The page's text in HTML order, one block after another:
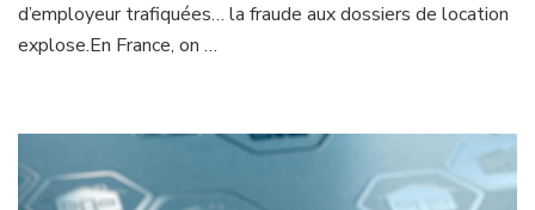
d’employeur trafiquées… la fraude aux dossiers de location
explose.En France, on …